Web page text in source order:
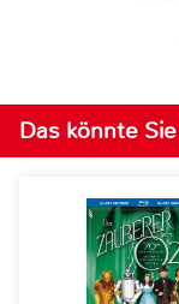
Das könnte